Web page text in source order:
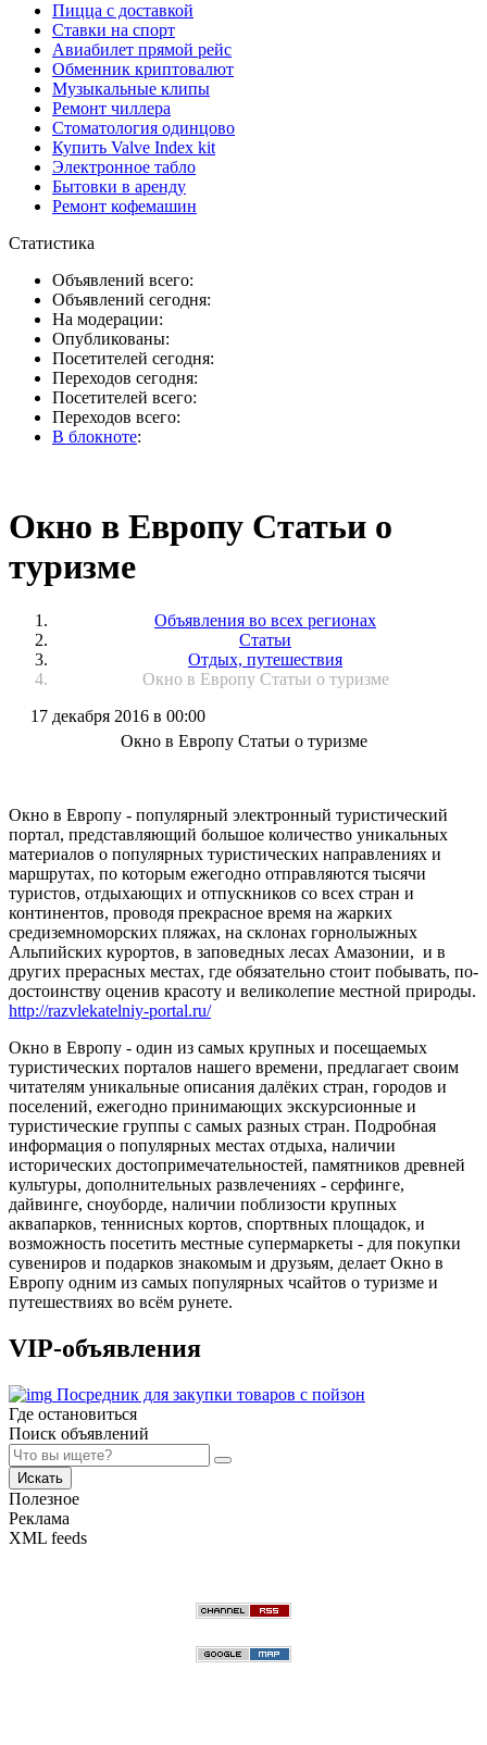
Пицца с доставкой
Ставки на спорт
Авиабилет прямой рейс
Обменник криптовалют
Музыкальные клипы
Ремонт чиллера
Стоматология одинцово
Купить Valve Index kit
Электронное табло
Бытовки в аренду
Ремонт кофемашин
Статистика
Объявлений всего:
Объявлений сегодня:
На модерации:
Опубликованы:
Посетителей сегодня:
Переходов сегодня:
Посетителей всего:
Переходов всего:
В блокноте:
Окно в Европу Статьи о
туризме
Объявления во всех регионах
Статьи
Отдых, путешествия
Окно в Европу Статьи о туризме
17 декабря 2016 в 00:00
Окно в Европу Статьи о туризме
Окно в Европу - популярный электронный туристический
портал, представляющий большое количество уникальных
материалов о популярных туристических направлениях и
маршрутах, по которым ежегодно отправляются тысячи
туристов, отдыхающих и отпускников со всех стран и
континентов, проводя прекрасное время на жарких
средиземноморских пляжах, на склонах горнолыжных
Альпийских курортов, в заповедных лесах Амазонии, и в
других прерасных местах, где обязательно стоит побывать, по-
достоинству оценив красоту и великолепие местной природы.
http://razvlekatelniy-portal.ru/
Окно в Европу - один из самых крупных и посещаемых
туристических порталов нашего времени, предлагает своим
читателям уникальные описания далёких стран, городов и
поселений, ежегодно принимающих экскурсионные и
туристические группы с самых разных стран. Подробная
информация о популярных местах отдыха, наличии
исторических достопримечательностей, памятников древней
культуры, дополнительных развлечениях - серфинге,
дайвинге, сноуборде, наличии поблизости крупных
аквапарков, теннисных кортов, спортвных площадок, и
возможность посетить местные супермаркеты - для покупки
сувениров и подарков знакомым и друзьям, делает Окно в
Европу одним из самых популярных чсайтов о туризме и
путешествиях во всём рунете.
VIP-объявления
Посредник для закупки товаров с пойзон
Где остановиться
Поиск объявлений
Искать
Полезное
Реклама
XML feeds